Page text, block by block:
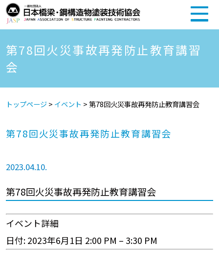
第78回火災事故再発防止教育講習
会
トップページ> イベント >第78回火災事故再発防止教育講習会
第78回火災事故再発防止教育講習会
2023.04.10.
第78回火災事故再発防止教育講習会
イベント詳細
日付:2023年6月1日 2:00 PM – 3:30 PM